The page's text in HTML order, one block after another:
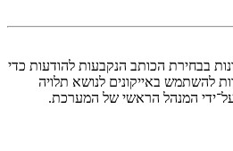
בבחירת הכותב הנקבעות להודעות כדי
להשתמש באייקונים לנושא תלויה
המנהל הראשי של המערכת.